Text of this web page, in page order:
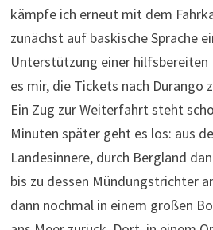
kämpfe ich erneut mit dem
zunächst auf baskische Sprache
Unterstützung einer
es mir, die Tickets nach Durango
Ein Zug zur Weiterfahrt steht
Minuten später geht es los: aus
Landesinnere, durch Bergland
bis zu dessen Mündungstrichter
dann nochmal in einem großen